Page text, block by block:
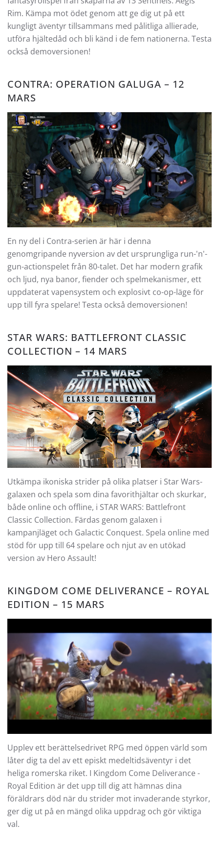
Rim. Kämpa mot ödet genom att ge dig ut på ett
kungligt äventyr tillsammans med pålitliga allierade,
utföra hjältedåd och bli känd i de fem nationerna. Testa
också demoversionen!
CONTRA: OPERATION GALUGA – 12
MARS
En ny del i Contra-serien är här i denna
genomgripande nyversion av det ursprungliga run-'n'-
gun-actionspelet från 80-talet. Det har modern grafik
och ljud, nya banor, fiender och spelmekanismer, ett
uppdaterat vapensystem och explosivt co-op-läge för
upp till fyra spelare! Testa också demoversionen!
STAR WARS: BATTLEFRONT CLASSIC
COLLECTION – 14 MARS
Utkämpa ikoniska strider på olika platser i Star Wars-
galaxen och spela som dina favorithjältar och skurkar,
både online och offline, i STAR WARS: Battlefront
Classic Collection. Färdas genom galaxen i
kampanjläget och Galactic Conquest. Spela online med
stöd för upp till 64 spelare och njut av en utökad
version av Hero Assault!
KINGDOM COME DELIVERANCE – ROYAL
EDITION – 15 MARS
Upplev ett berättelsedrivet RPG med öppen värld som
låter dig ta del av ett episkt medeltidsäventyr i det
heliga romerska riket. I Kingdom Come Deliverance -
Royal Edition är det upp till dig att hämnas dina
föräldrars död när du strider mot invaderande styrkor,
ger dig ut på en mängd olika uppdrag och gör viktiga
val.